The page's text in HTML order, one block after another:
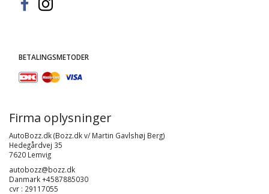
BETALINGSMETODER
Firma oplysninger
AutoBozz.dk (Bozz.dk v/ Martin Gavlshøj Berg)
Hedegårdvej 35
7620 Lemvig
autobozz@bozz.dk
Danmark +4587885030
cvr : 29117055